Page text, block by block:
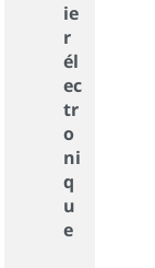
ie
r
él
ec
tr
o
ni
q
u
e